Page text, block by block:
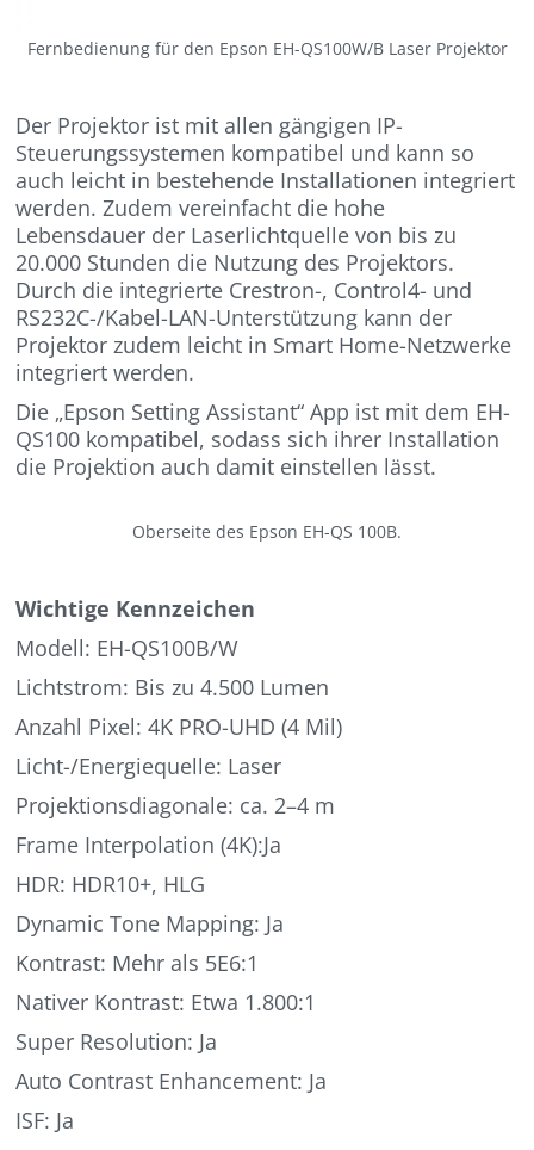
Fernbedienung für den Epson EH-QS100W/B Laser Projektor
Der Projektor ist mit allen gängigen IP-
Steuerungssystemen kompatibel und kann so
auch leicht in bestehende Installationen integriert
werden. Zudem vereinfacht die hohe
Lebensdauer der Laserlichtquelle von bis zu
20.000 Stunden die Nutzung des Projektors.
Durch die integrierte Crestron-, Control4- und
RS232C-/Kabel-LAN-Unterstützung kann der
Projektor zudem leicht in Smart Home-Netzwerke
integriert werden.
Die „Epson Setting Assistant“ App ist mit dem EH-
QS100 kompatibel, sodass sich ihrer Installation
die Projektion auch damit einstellen lässt.
Oberseite des Epson EH-QS 100B.
Wichtige Kennzeichen
Modell: EH-QS100B/W
Lichtstrom: Bis zu 4.500 Lumen
Anzahl Pixel: 4K PRO-UHD (4 Mil)
Licht-/Energiequelle: Laser
Projektionsdiagonale: ca. 2–4 m
Frame Interpolation (4K):Ja
HDR: HDR10+, HLG
Dynamic Tone Mapping: Ja
Kontrast: Mehr als 5E6:1
Nativer Kontrast: Etwa 1.800:1
Super Resolution: Ja
Auto Contrast Enhancement: Ja
ISF: Ja